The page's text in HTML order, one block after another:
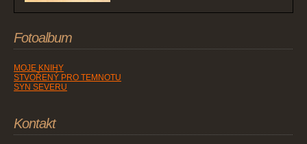
Fotoalbum
MOJE KNIHY
STVOŘENÝ PRO TEMNOTU
SYN SEVERU
Kontakt